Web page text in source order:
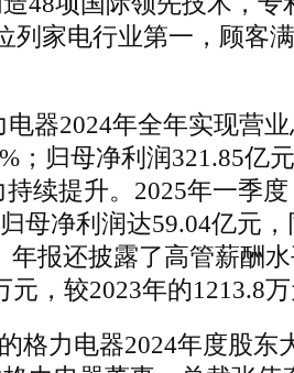
列家电行业第一，顾客
器2024年全年实现营
；归母净利润321.85亿
持续提升。2025年一季
母净利润达59.04亿元
年报还披露了高管薪酬
元，较2023年的1213.8
格力电器2024年度股东